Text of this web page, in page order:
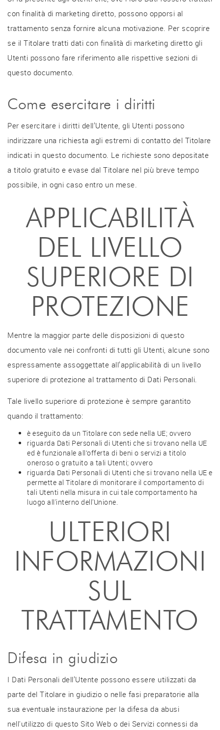
con finalità di marketing diretto, possono opporsi al
trattamento senza fornire alcuna motivazione. Per scoprire
se il Titolare tratti dati con finalità di marketing diretto gli
Utenti possono fare riferimento alle rispettive sezioni di
questo documento.
Come esercitare i diritti
Per esercitare i diritti dell’Utente, gli Utenti possono
indirizzare una richiesta agli estremi di contatto del Titolare
indicati in questo documento. Le richieste sono depositate
a titolo gratuito e evase dal Titolare nel più breve tempo
possibile, in ogni caso entro un mese.
APPLICABILITÀ
DEL LIVELLO
SUPERIORE DI
PROTEZIONE
Mentre la maggior parte delle disposizioni di questo
documento vale nei confronti di tutti gli Utenti, alcune sono
espressamente assoggettate all’applicabilità di un livello
superiore di protezione al trattamento di Dati Personali.
Tale livello superiore di protezione è sempre garantito
quando il trattamento:
è eseguito da un Titolare con sede nella UE; ovvero
riguarda Dati Personali di Utenti che si trovano nella UE
ed è funzionale all’offerta di beni o servizi a titolo
oneroso o gratuito a tali Utenti; ovvero
riguarda Dati Personali di Utenti che si trovano nella UE e
permette al Titolare di monitorare il comportamento di
tali Utenti nella misura in cui tale comportamento ha
luogo all'interno dell'Unione.
ULTERIORI
INFORMAZIONI
SUL
TRATTAMENTO
Difesa in giudizio
I Dati Personali dell’Utente possono essere utilizzati da
parte del Titolare in giudizio o nelle fasi preparatorie alla
sua eventuale instaurazione per la difesa da abusi
nell'utilizzo di questo Sito Web o dei Servizi connessi da